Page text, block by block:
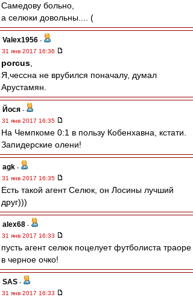
Самедову больно,
а селюки довольны.... (
Valex1956 -
31 янв 2017 16:36
porcus
Я,чессна не врубился поначалу, думал
Арустамян.
Йося -
31 янв 2017 16:35
На Чемпкоме 0:1 в пользу Кобенхавна, кстати.
Запидерские олени!
agk -
31 янв 2017 16:35
Есть такой агент Селюк, он Лосины лучший
друг)))
alex68 -
31 янв 2017 16:33
пусть агент селюк поцелует футболиста траоре
в черное очко!
SAS -
31 янв 2017 16:33